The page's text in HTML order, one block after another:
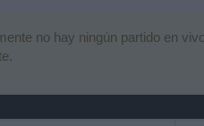
no hay ningún partido en